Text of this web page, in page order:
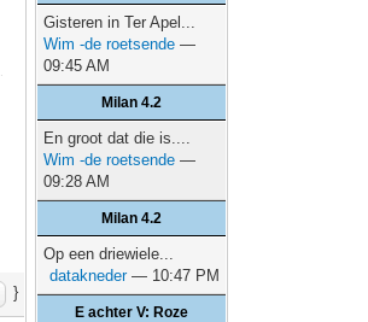
}
Gisteren in Ter Apel...
Wim -de roetsende —
09:45 AM
Milan 4.2
En groot dat die is....
Wim -de roetsende —
09:28 AM
Milan 4.2
Op een driewiele...
datakneder— 10:47 PM
E achter V: Roze